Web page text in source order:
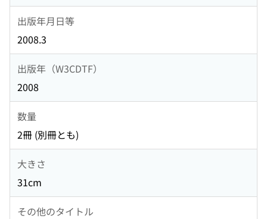
出版年月日等
2008.3
出版年（W3CDTF）
2008
数量
2冊 (別冊とも)
大きさ
31cm
その他のタイトル